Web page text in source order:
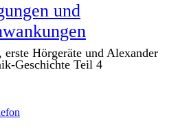
und
erste Hörgeräte und Alexander
Geschichte Teil 4